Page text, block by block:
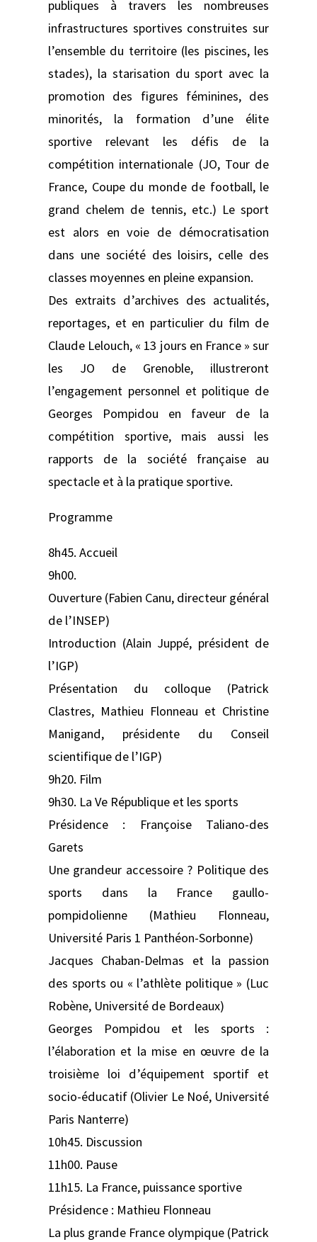
publiques à travers les nombreuses
infrastructures sportives construites sur
l’ensemble du territoire (les piscines, les
stades), la starisation du sport avec la
promotion des figures féminines, des
minorités, la formation d’une élite
sportive relevant les défis de la
compétition internationale (JO, Tour de
France, Coupe du monde de football, le
grand chelem de tennis, etc.) Le sport
est alors en voie de démocratisation
dans une société des loisirs, celle des
classes moyennes en pleine expansion.
Des extraits d’archives des actualités,
reportages, et en particulier du film de
Claude Lelouch, « 13 jours en France » sur
les JO de Grenoble, illustreront
l’engagement personnel et politique de
Georges Pompidou en faveur de la
compétition sportive, mais aussi les
rapports de la société française au
spectacle et à la pratique sportive.
Programme
8h45. Accueil
9h00.
Ouverture (Fabien Canu, directeur général
de l’INSEP)
Introduction (Alain Juppé, président de
l’IGP)
Présentation du colloque (Patrick
Clastres, Mathieu Flonneau et Christine
Manigand, présidente du Conseil
scientifique de l’IGP)
9h20. Film
9h30. La Ve République et les sports
Présidence : Françoise Taliano-des
Garets
Une grandeur accessoire ? Politique des
sports dans la France gaullo-
pompidolienne (Mathieu Flonneau,
Université Paris 1 Panthéon-Sorbonne)
Jacques Chaban-Delmas et la passion
des sports ou « l’athlète politique » (Luc
Robène, Université de Bordeaux)
Georges Pompidou et les sports :
l’élaboration et la mise en œuvre de la
troisième loi d’équipement sportif et
socio-éducatif (Olivier Le Noé, Université
Paris Nanterre)
10h45. Discussion
11h00. Pause
11h15. La France, puissance sportive
Présidence : Mathieu Flonneau
La plus grande France olympique (Patrick